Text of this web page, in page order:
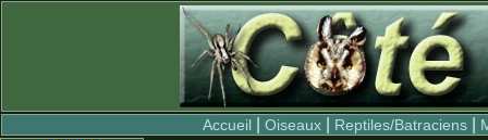
Accueil |Oiseaux Reptiles/Batraciens